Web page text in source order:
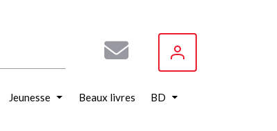
Jeunesse Beaux livres BD